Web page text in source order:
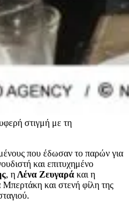
στιγμή με τη
που έδωσαν το παρών για
και επιτυχημένο
, η Λένα Ζευγαρά και η
και στενή φίλη της